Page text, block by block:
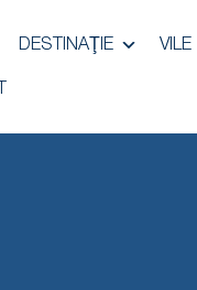
DESTINAŢIE VILE